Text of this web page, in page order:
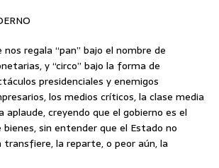
nos regala “pan” bajo el nombre de
y “circo” bajo la forma de
presidenciales y enemigos
los medios críticos, la clase media
aplaude, creyendo que el gobierno es el
sin entender que el Estado no
transfiere, la reparte, o peor aún, la